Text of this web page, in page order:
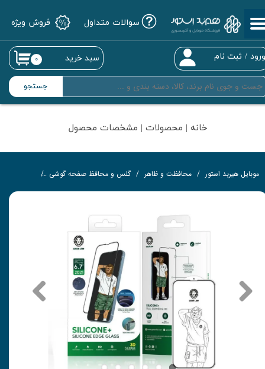
جستجو
/ ثبت نام
حساب کاربری من
تغییر گذر واژه
سفارشات
خروج از حساب کاربری
۰ سبد خرید
سوالات متداول فروش ویژه
خانه | محصولات | مشخصات محصول
موبایل هیربد استور محافظت و ظاهر گلس و محافظ صفحه گوشی